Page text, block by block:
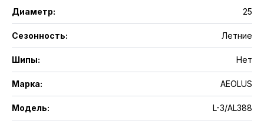
Диаметр: 25
Сезонность: Летние
Шипы: Нет
Марка: AEOLUS
Модель: L-3/AL388